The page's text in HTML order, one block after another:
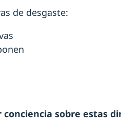
de desgaste:
conciencia sobre estas